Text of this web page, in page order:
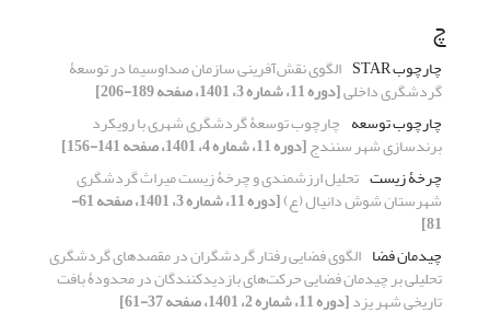
چ
چارچوب STAR الگوی نقش‌آفرینی سازمان صداوسیما در توسعۀ
گردشگری داخلی[دوره 11، شماره 3، 1401، صفحه 189-206]
چارچوب توسعه چارچوب توسعۀ گردشگری شهری با رویکرد
برندسازی شهر سنندج[دوره 11، شماره 4، 1401، صفحه 141-156]
چرخۀ زیست تحلیل ارزشمندی و چرخۀ زیست میراث گردشگری
شهرستان شوش دانیال (ع) [دوره 11، شماره 3، 1401، صفحه 61-
81]
چیدمان فضا الگوی فضایی رفتار گردشگران در مقصدهای گردشگری
تحلیلی بر چیدمان فضایی حرکت‌های بازدیدکنندگان در محدودۀ بافت
تاریخی شهر یزد[دوره 11، شماره 2، 1401، صفحه 37-61]